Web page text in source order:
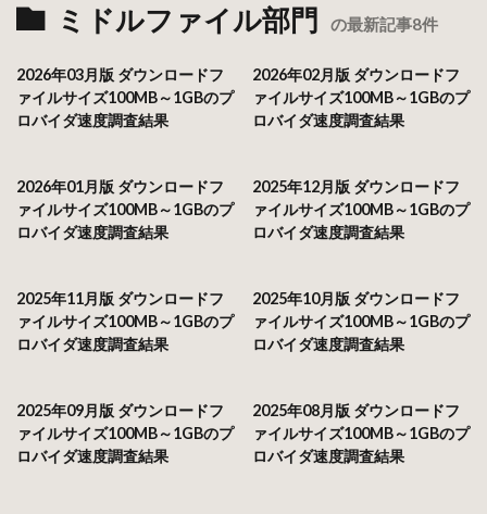
ミドルファイル部門 の最新記事8件
2026年03月版 ダウンロードフ
ァイルサイズ100MB～1GBのプ
ロバイダ速度調査結果
2026年02月版 ダウンロードフ
ァイルサイズ100MB～1GBのプ
ロバイダ速度調査結果
2026年01月版 ダウンロードフ
ァイルサイズ100MB～1GBのプ
ロバイダ速度調査結果
2025年12月版 ダウンロードフ
ァイルサイズ100MB～1GBのプ
ロバイダ速度調査結果
2025年11月版 ダウンロードフ
ァイルサイズ100MB～1GBのプ
ロバイダ速度調査結果
2025年10月版 ダウンロードフ
ァイルサイズ100MB～1GBのプ
ロバイダ速度調査結果
2025年09月版 ダウンロードフ
ァイルサイズ100MB～1GBのプ
ロバイダ速度調査結果
2025年08月版 ダウンロードフ
ァイルサイズ100MB～1GBのプ
ロバイダ速度調査結果